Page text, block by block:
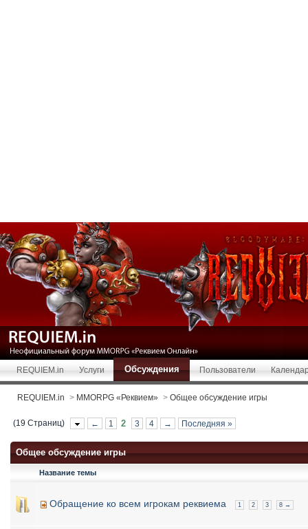
REQUIEM.in Услуги Обсуждения Пользователи
REQUIEM.in > MMORPG «Реквием» > Общее обсуждение игры
(19 Страниц) ← 1 2 3 4 → Последняя »
Общее обсуждение игры
Название темы
Обращение ко всем игрокам реквиема 1 2 3 8 →